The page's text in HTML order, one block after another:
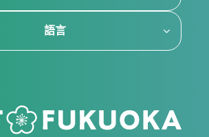
語言